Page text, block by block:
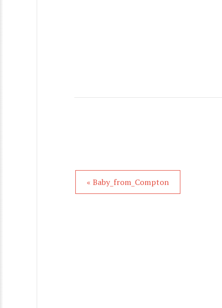
« Baby_from_Compton